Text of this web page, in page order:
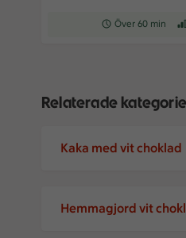
Receptet tar Över
Över 60 min
Relaterade
Kaka med vit choklad
Hemmagjord vit